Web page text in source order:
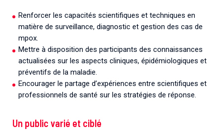
Renforcer les capacités scientifiques et techniques en
matière de surveillance, diagnostic et gestion des cas de
mpox.
Mettre à disposition des participants des connaissances
actualisées sur les aspects cliniques, épidémiologiques et
préventifs de la maladie.
Encourager le partage d’expériences entre scientifiques et
professionnels de santé sur les stratégies de réponse.
Un public varié et ciblé